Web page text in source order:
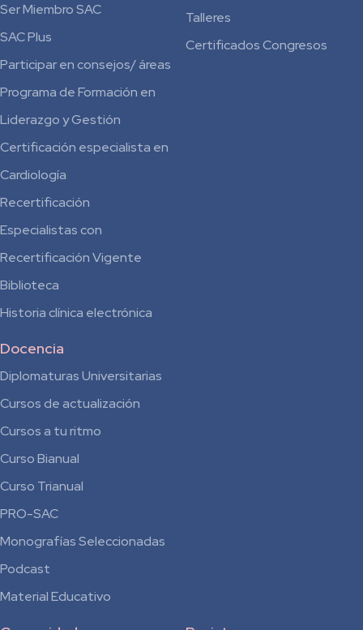
Ser Miembro SAC
SAC Plus
Participar en consejos/ áreas
Programa de Formación en
Liderazgo y Gestión
Certificación especialista en
Cardiología
Recertificación
Especialistas con
Recertificación Vigente
Biblioteca
Historia clínica electrónica
Docencia
Diplomaturas Universitarias
Cursos de actualización
Cursos a tu ritmo
Curso Bianual
para
Residentes
Curso Trianual
PRO-SAC
Monografías Seleccionadas
Podcast
Material Educativo
Talleres
Certificados Congresos